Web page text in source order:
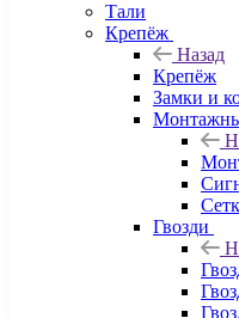
Тали
Крепёж
Назад
Крепёж
Замки и
Гвозди